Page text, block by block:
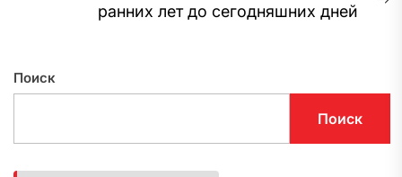
ранних лет до сегодняшних дней
Поиск
Поиск